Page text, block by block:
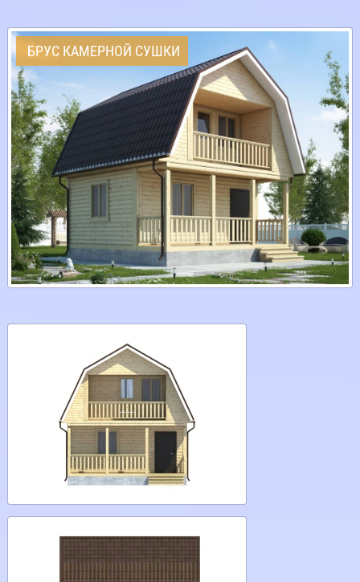
БРУС КАМЕРНОЙ СУШКИ